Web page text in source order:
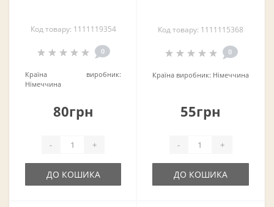
Код товару: 1111119354
0
Країна виробник:
Німеччина
80грн
- +
ДО КОШИКА
Код товару: 1111115368
0
Країна виробник: Німеччина
55грн
- +
ДО КОШИКА